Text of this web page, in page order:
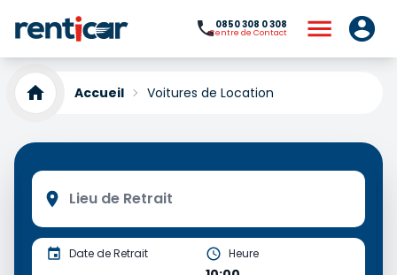
0850 308 0 308
Centre de Contact
Accueil Voitures de Location
Date de Retrait Heure